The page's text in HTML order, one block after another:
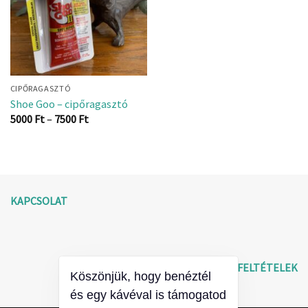
CIPŐRAGASZTÓ
Shoe Goo – cipőragasztó
5000 Ft– 7500 FtÁrtartomány:
KAPCSOLAT
ÁLTALÁNOS SZERZŐDÉSI FELTÉTELEK
Köszönjük, hogy benéztél